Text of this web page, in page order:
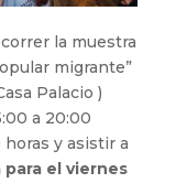
la muestra
migrante”
Palacio )
a 20:00
horas y asistir a
el viernes